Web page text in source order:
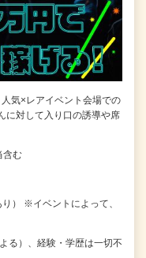
気×レアイベント会場での
に対して入り口の誘導や席
含む
） ※イベントによって、
る）、経験・学歴は一切不